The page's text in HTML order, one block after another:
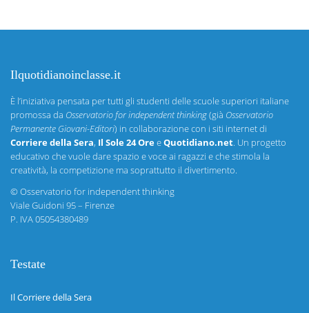
Ilquotidianoinclasse.it
È l’iniziativa pensata per tutti gli studenti delle scuole superiori italiane
promossa da Osservatorio for independent thinking(già Osservatorio
Permanente Giovani-Editori) in collaborazione con i siti internet di
Corriere della Sera, Il Sole 24 OreeQuotidiano.net. Un progetto
educativo che vuole dare spazio e voce ai ragazzi e che stimola la
creatività, la competizione ma soprattutto il divertimento.
©Osservatorio for independent thinking
Viale Guidoni 95 – Firenze
P. IVA 05054380489
Testate
Il Corriere della Sera